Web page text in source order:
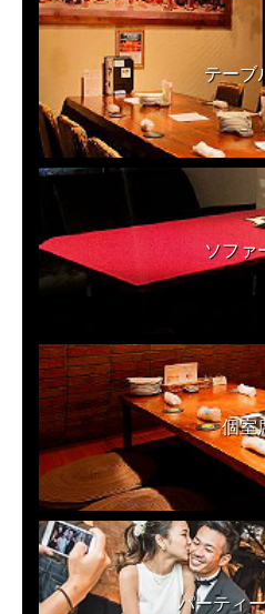
テーブ
ソファ
個室
パーティ